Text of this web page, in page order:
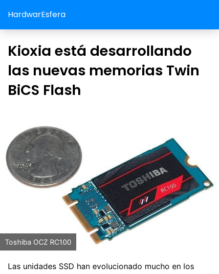
HardwarEsfera
Kioxia está desarrollando
las nuevas memorias Twin
BiCS Flash
Toshiba OCZ RC100
Las unidades SSD han evolucionado mucho en los